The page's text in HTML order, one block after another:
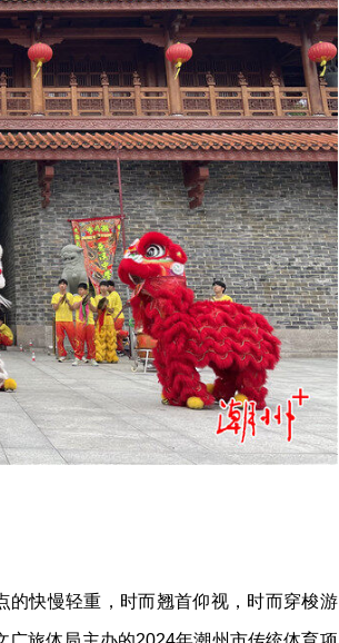
的快慢轻重，时而翘首仰视，时而穿梭游